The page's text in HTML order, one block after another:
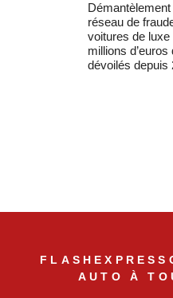
Démantèlement
réseau de
voitures de luxe
millions d’euros
dévoilés depuis
AUTO À